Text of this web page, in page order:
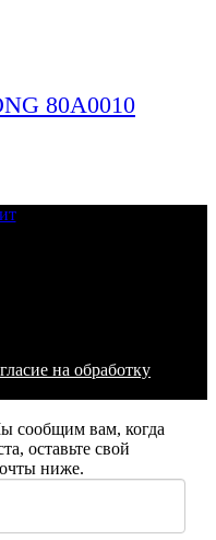
80A0010
на обработку
сообщим вам, когда
оставьте свой
ниже.